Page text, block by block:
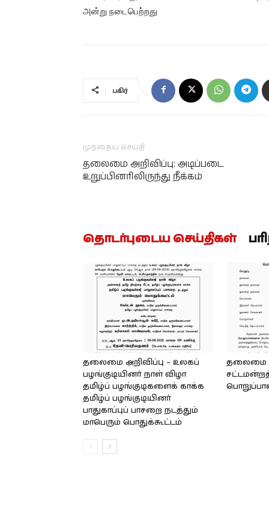
அன்று நடைபெற்றது
பகிர்
முந்தைய செய்தி
தலைமை அறிவிப்பு: அடிப்படை
உறுப்பினரிலிருந்து நீக்கம்
தொடர்புடைய செய்திகள்
தலைமை அறிவிப்பு – உலகப்
பழங்குடியினர் நாள் விழா
தமிழ்ப் பழங்குடிகளைக் காக்க
தமிழ்ப் பழங்குடியினர்
பாதுகாப்புப் பாசறை நடத்தும்
மாபெரும் பொதுக்கூட்டம்
தலைமை